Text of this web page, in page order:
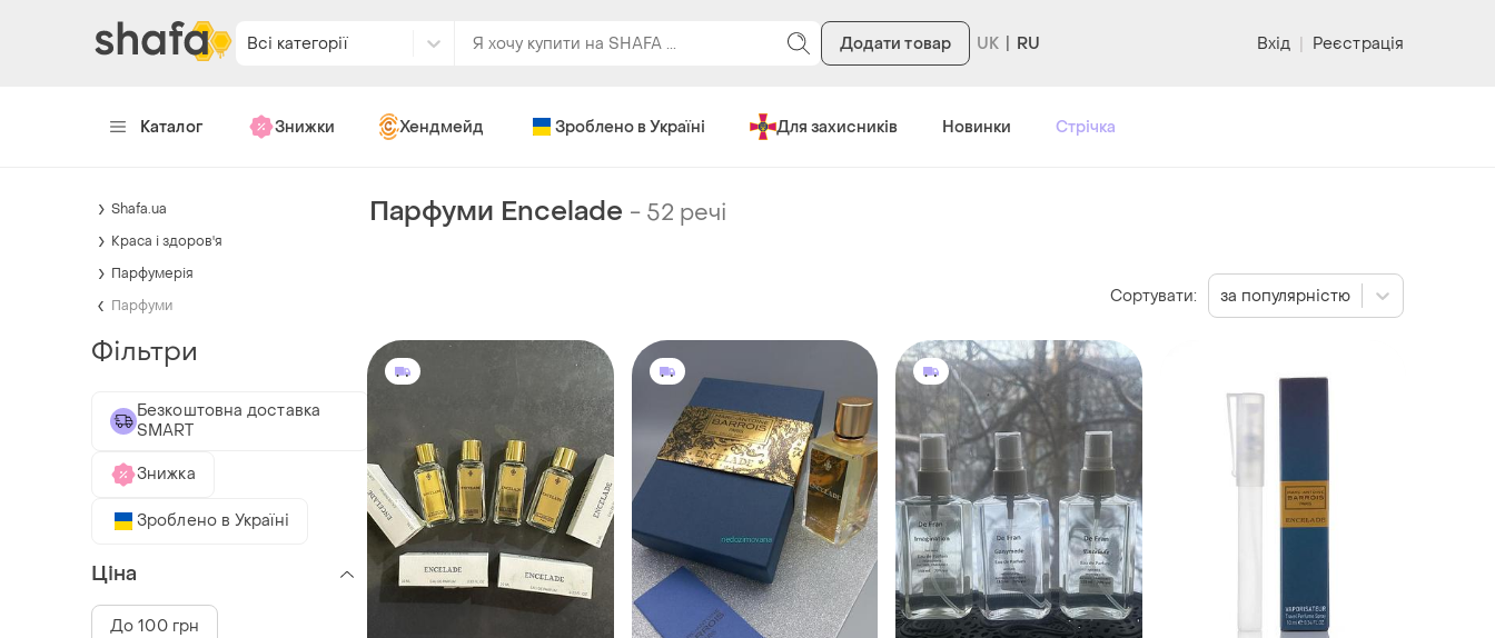
Всі категорії Додати товар RU Вхід | Реєстрація
Каталог Знижки Хендмейд Зроблено в Україні Для захисників Новинки Стрічка
Парфуми Encelade - 52 речі
Сортувати: за популярністю
Shafa.ua
Краса і здоров'я
Парфумерія
Парфуми
Фільтри
Безкоштовна доставка
SMART
Знижка
Зроблено в Україні
Ціна
До 100 грн